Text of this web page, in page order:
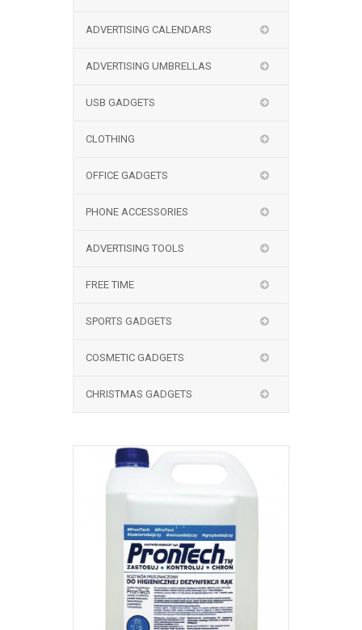
ADVERTISING CALENDARS
ADVERTISING UMBRELLAS
USB GADGETS
CLOTHING
OFFICE GADGETS
PHONE ACCESSORIES
ADVERTISING TOOLS
FREE TIME
SPORTS GADGETS
COSMETIC GADGETS
CHRISTMAS GADGETS